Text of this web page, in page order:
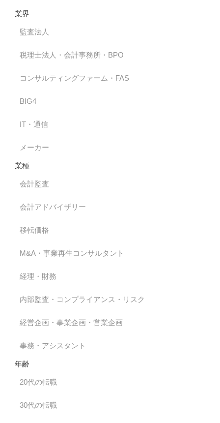
業界
監査法人
税理士法人・会計事務所・BPO
コンサルティングファーム・FAS
BIG4
IT・通信
メーカー
業種
会計監査
会計アドバイザリー
移転価格
M&A・事業再生コンサルタント
経理・財務
内部監査・コンプライアンス・リスク
経営企画・事業企画・営業企画
事務・アシスタント
年齢
20代の転職
30代の転職